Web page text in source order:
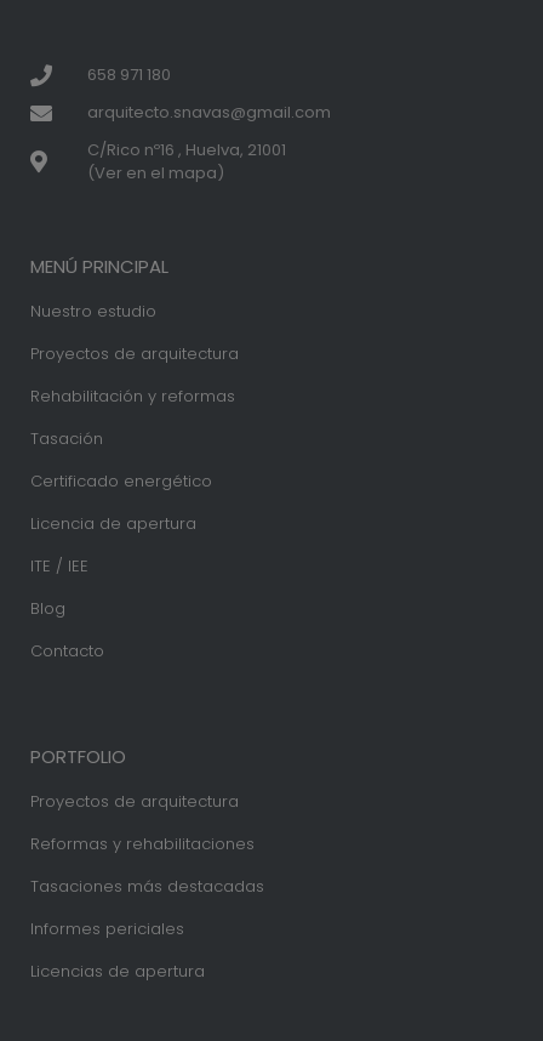
658 971 180
arquitecto.snavas@gmail.com
C/Rico nº16 , Huelva, 21001
(Ver en el mapa)
MENÚ PRINCIPAL
Nuestro estudio
Proyectos de arquitectura
Rehabilitación y reformas
Tasación
Certificado energético
Licencia de apertura
ITE / IEE
Blog
Contacto
PORTFOLIO
Proyectos de arquitectura
Reformas y rehabilitaciones
Tasaciones más destacadas
Informes periciales
Licencias de apertura